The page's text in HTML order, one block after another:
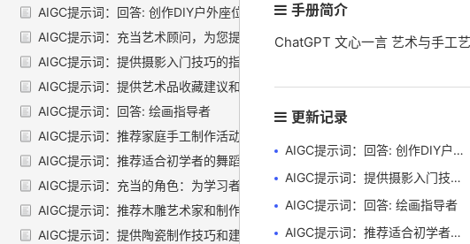
AIGC提示词：回答: 创作DIY户外座位区指南
AIGC提示词：充当艺术顾问，为您提供有关超现实主义肖像画的建议和指导
AIGC提示词：提供摄影入门技巧的指南
AIGC提示词：提供艺术品收藏建议和推荐
AIGC提示词：回答: 绘画指导者
AIGC提示词：推荐家庭手工制作活动
AIGC提示词：推荐适合初学者的舞蹈
AIGC提示词：充当的角色：为学习者提供绘画和手工艺品制作技巧的指导者
AIGC提示词：推荐木雕艺术家和制作教程
AIGC提示词：提供陶瓷制作技巧和建议
手册简介
ChatGPT 文心一言 艺术与手工
更新记录
AIGC提示词：回答: 创作DIY户外座位区指南
AIGC提示词：提供摄影入门技巧的指南
AIGC提示词：回答: 绘画指导者
AIGC提示词：推荐适合初学者的舞蹈